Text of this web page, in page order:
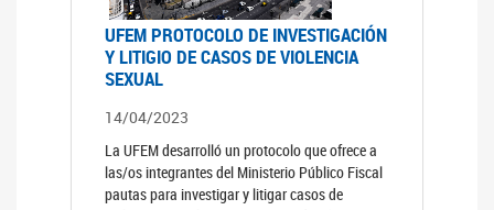
UFEM PROTOCOLO DE INVESTIGACIÓN
Y LITIGIO DE CASOS DE VIOLENCIA
SEXUAL
14/04/2023
La UFEM desarrolló un protocolo que ofrece a
las/os integrantes del Ministerio Público Fiscal
pautas para investigar y litigar casos de